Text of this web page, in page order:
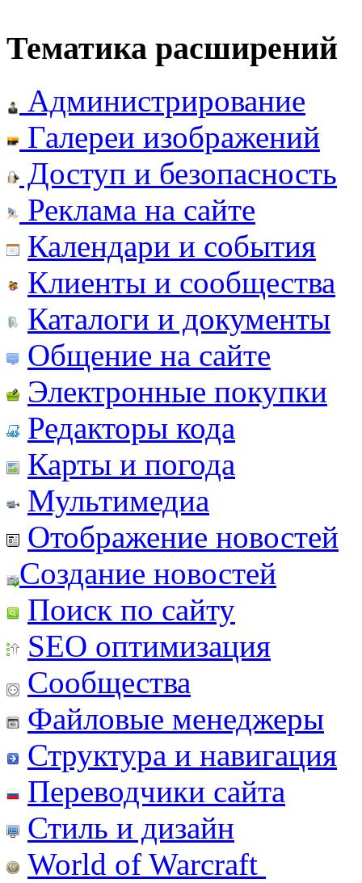
Тематика расширений
Администрирование
Галереи изображений
Доступ и безопасность
Реклама на сайте
Календари и события
Клиенты и сообщества
Каталоги и документы
Общение на сайте
Электронные покупки
Редакторы кода
Карты и погода
Мультимедиа
Отображение новостей
Создание новостей
Поиск по сайту
SEO оптимизация
Сообщества
Файловые менеджеры
Структура и навигация
Переводчики сайта
Стиль и дизайн
World of Warcraft